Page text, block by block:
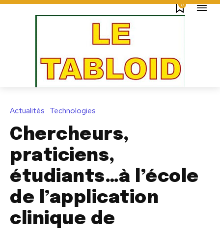
0
Actualités Technologies
Chercheurs,
praticiens,
étudiants…à l’école
de l’application
clinique de